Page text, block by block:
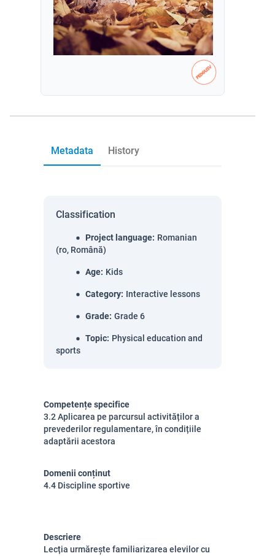
Metadata History
Classification
Project language: Romanian
(ro, Română)
Age: Kids
Category: Interactive lessons
Grade: Grade 6
Topic: Physical education and
sports
Competențe specifice
3.2 Aplicarea pe parcursul activităților a
prevederilor regulamentare, în condițiile
adaptării acestora
Domenii conținut
4.4 Discipline sportive
Descriere
Lecția urmărește familiarizarea elevilor cu